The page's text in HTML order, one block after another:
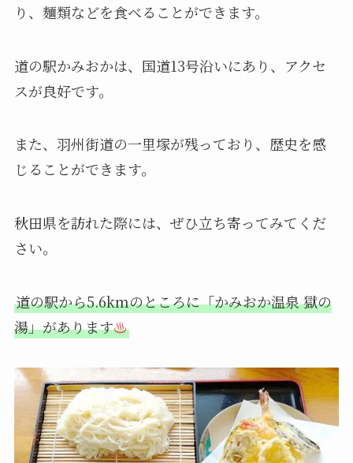
り、麺類などを食べることができます。
道の駅かみおかは、国道13号沿いにあり、アクセ
スが良好です。
また、羽州街道の一里塚が残っており、歴史を感
じることができます。
秋田県を訪れた際には、ぜひ立ち寄ってみてくだ
さい。
道の駅から5.6kmのところに「かみおか温泉 獄の
湯」があります♨